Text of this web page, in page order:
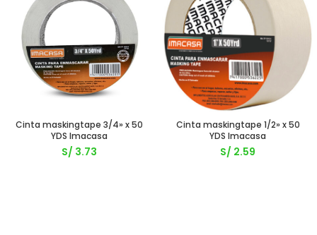
Cinta maskingtape 3/4» x 50
YDS Imacasa
S/ 3.73
Cinta maskingtape 1/2» x 50
YDS Imacasa
S/ 2.59